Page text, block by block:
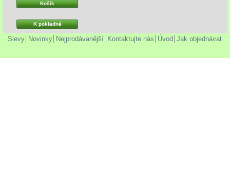
Košík
K pokladně
Slevy Novinky Nejprodávanější Kontaktujte nás Úvod Jak objednávat